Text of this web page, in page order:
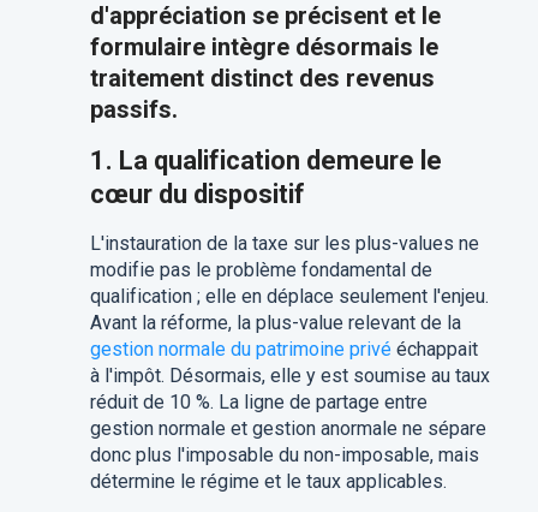
d'appréciation se précisent et le
formulaire intègre désormais le
traitement distinct des revenus
passifs.
1. La qualification demeure le
cœur du dispositif
L'instauration de la taxe sur les plus-values ne
modifie pas le problème fondamental de
qualification ; elle en déplace seulement l'enjeu.
Avant la réforme, la plus-value relevant de la
gestion normale du patrimoine privééchappait
à l'impôt. Désormais, elle y est soumise au taux
réduit de 10 %. La ligne de partage entre
gestion normale et gestion anormale ne sépare
donc plus l'imposable du non-imposable, mais
détermine le régime et le taux applicables.